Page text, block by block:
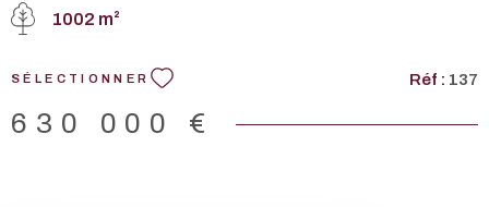
de 3,97% à la charge de l'ACQUEREUR. Les informations sur
site Géorisques :www.georisques.gouv.fr
1002 m²
SÉLECTIONNER Réf : 137
630 000 €